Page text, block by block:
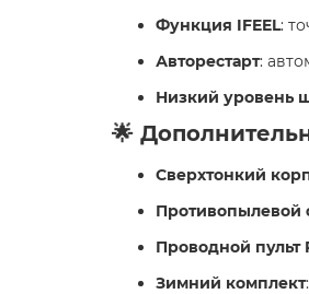
Функция IFEEL:
Авторестарт:
Низкий уровень
🌟
Сверхтонкий
Противопылевой
Проводной пульт
Зимний комплект